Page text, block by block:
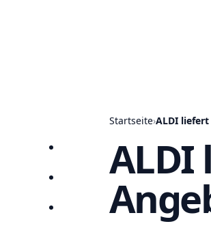
Startseite
Prospekte
Angebote
Startseite›ALDI liefert
ALDI